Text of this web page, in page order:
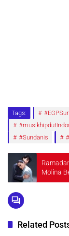
Tags:
#Sundanis
Molina
Related